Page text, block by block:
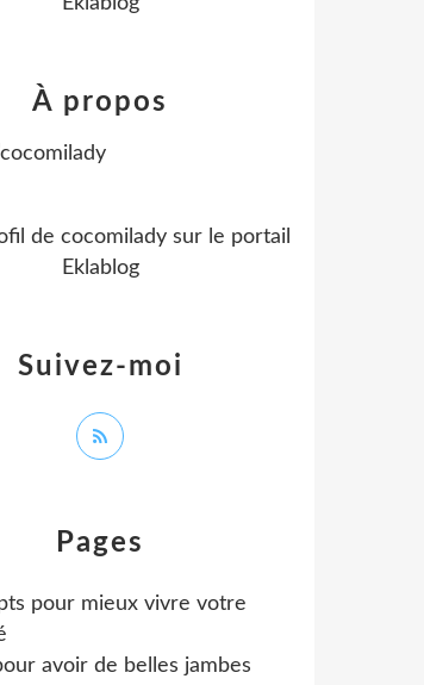
Pages
pour mieux vivre votre
avoir de belles jambes
Suivez-moi
À propos
de cocomilady sur le portail
Eklablog